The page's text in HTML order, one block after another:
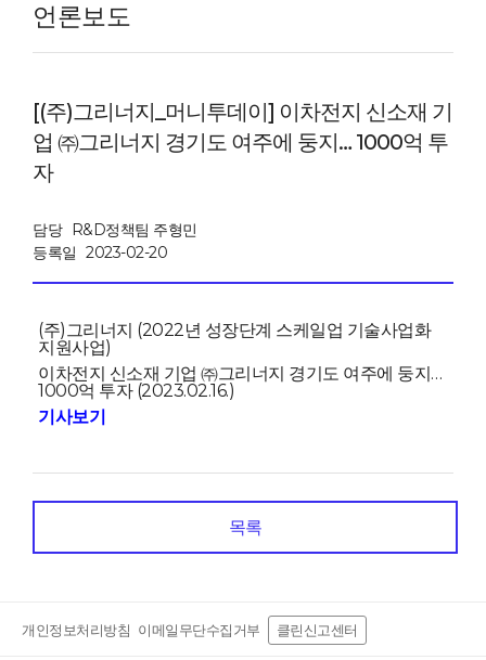
언론보도
[(주)그리너지_머니투데이] 이차전지 신소재 기
업 ㈜그리너지 경기도 여주에 둥지… 1000억 투
자
담당
R&D정책팀 주형민
등록일 2023-02-20
(주)그리너지 (2022년 성장단계 스케일업 기술사업화
지원사업)
이차전지 신소재 기업 ㈜그리너지 경기도 여주에 둥지…
1000억 투자 (2023.02.16.)
기사보기
목록
개인정보처리방침 이메일무단수집거부 클린신고센터